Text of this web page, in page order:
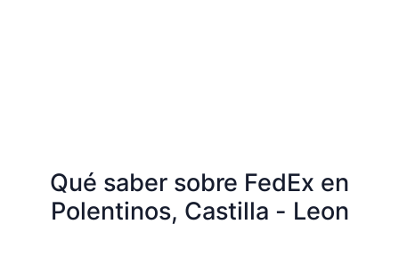
Qué saber sobre FedEx en
Polentinos, Castilla - Leon